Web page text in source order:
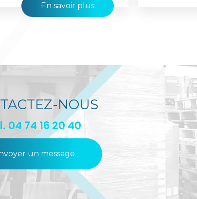
En savoir plus
NOUS
04 74 16 20 40
un message